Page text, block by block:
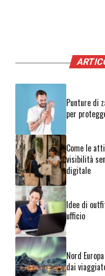
Punture di
per
Come le
visibilità
digitale
Idee di
ufficio
Nord
dai